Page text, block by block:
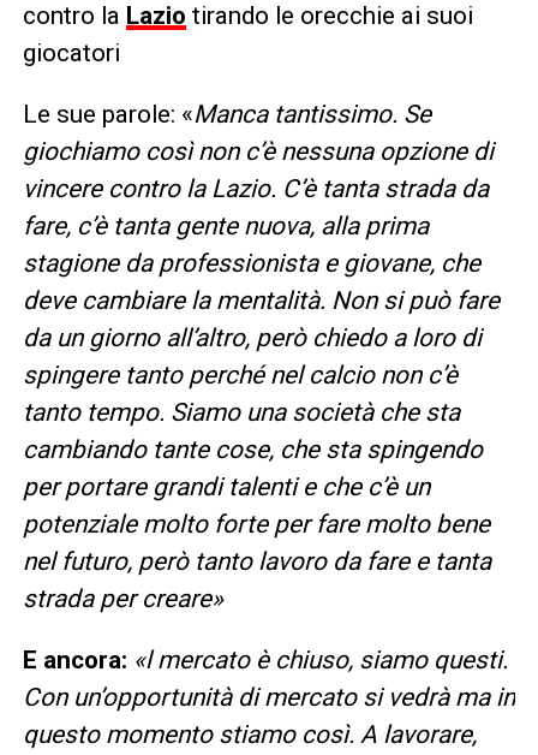
contro la Lazio tirando le orecchie ai suoi
giocatori
Le sue parole: «Manca tantissimo. Se
giochiamo così non c’è nessuna opzione di
vincere contro la Lazio. C’è tanta strada da
fare, c’è tanta gente nuova, alla prima
stagione da professionista e giovane, che
deve cambiare la mentalità. Non si può fare
da un giorno all’altro, però chiedo a loro di
spingere tanto perché nel calcio non c’è
tanto tempo. Siamo una società che sta
cambiando tante cose, che sta spingendo
per portare grandi talenti e che c’è un
potenziale molto forte per fare molto bene
nel futuro, però tanto lavoro da fare e tanta
strada per creare»
E ancora: «l mercato è chiuso, siamo questi.
Con un’opportunità di mercato si vedrà ma in
questo momento stiamo così. A lavorare,